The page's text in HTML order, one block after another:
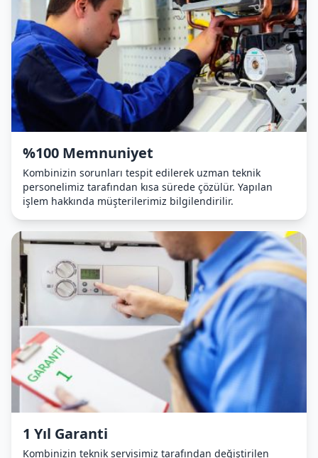
%100 Memnuniyet
Kombinizin sorunları tespit edilerek uzman teknik
personelimiz tarafından kısa sürede çözülür. Yapılan
işlem hakkında müşterilerimiz bilgilendirilir.
1 Yıl Garanti
Kombinizin teknik servisimiz tarafından değiştirilen